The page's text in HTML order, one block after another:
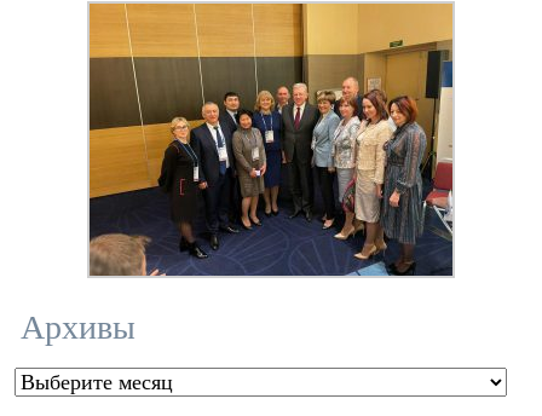
Архивы
Архивы